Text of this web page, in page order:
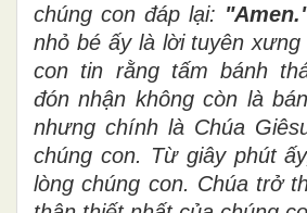
chúng con đáp lại:
nhỏ bé ấy là lời tuyên
con tin rằng tấm bánh
đón nhận không còn là
nhưng chính là Chúa
chúng con. Từ giây phút
lòng chúng con. Chúa trở